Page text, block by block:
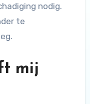
nodig.
te
mij